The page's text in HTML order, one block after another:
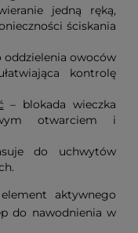
jedną ręką,
ściskania
oddzielenia owoców
kontrolę
– blokada wieczka
otwarciem i
do uchwytów
aktywnego
do nawodnienia w